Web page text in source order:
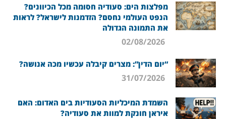
מפלצות הים: סעודיה חסומה מכל הכיוונים?
הנפט העולמי נחסם? הזדמנות לישראל? לראות
את התמונה הגדולה
“יום הדין”: מצרים קיבלה עכשיו מכה אנושה?
השמדת המיכליות הסעודיות בים האדום: האם
איראן חונקת למוות את סעודיה?